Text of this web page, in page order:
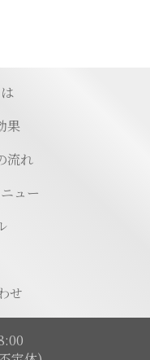
果
流れ
ュー
せ